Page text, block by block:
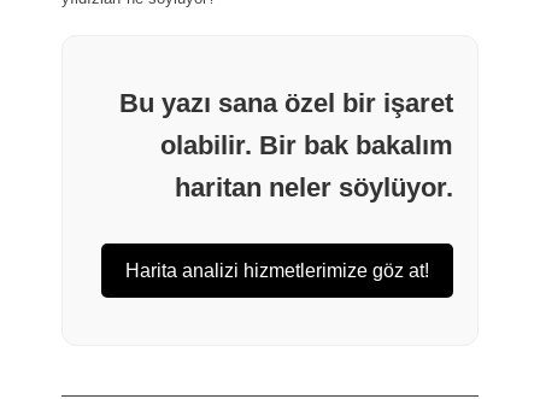
Bu yazı sana özel bir işaret
olabilir. Bir bak bakalım
haritan neler söylüyor.
Harita analizi hizmetlerimize göz at!